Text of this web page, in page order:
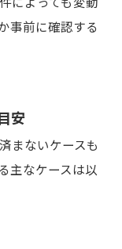
事前に確認する
安
まないケースも
主なケースは以